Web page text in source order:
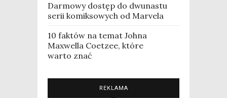
Darmowy dostęp do dwunastu
serii komiksowych od Marvela
10 faktów na temat Johna
Maxwella Coetzee, które
warto znać
REKLAMA